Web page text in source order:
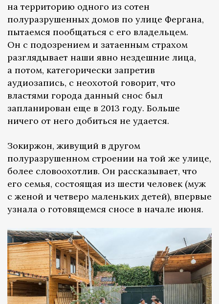
на территорию одного из сотен
полуразрушенных домов по улице Фергана,
пытаемся пообщаться с его владельцем.
Он с подозрением и затаенным страхом
разглядывает наши явно нездешние лица,
а потом, категорически запретив
аудиозапись, с неохотой говорит, что
властями города данный снос был
запланирован еще в 2013 году. Больше
ничего от него добиться не удается.
Зокиржон, живущий в другом
полуразрушенном строении на той же улице,
более словоохотлив. Он рассказывает, что
его семья, состоящая из шести человек (муж
с женой и четверо маленьких детей), впервые
узнала о готовящемся сносе в начале июня.